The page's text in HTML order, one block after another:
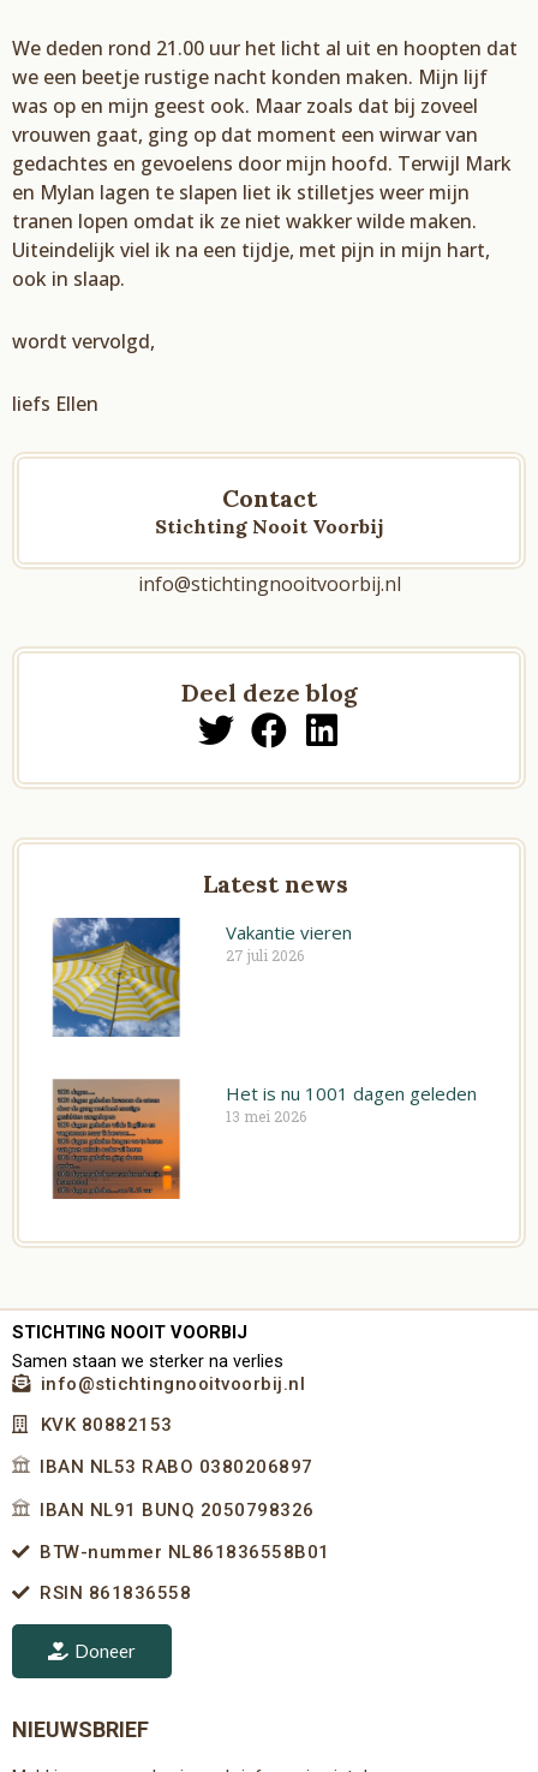
We deden rond 21.00 uur het licht al uit en hoopten dat
we een beetje rustige nacht konden maken. Mijn lijf
was op en mijn geest ook. Maar zoals dat bij zoveel
vrouwen gaat, ging op dat moment een wirwar van
gedachtes en gevoelens door mijn hoofd. Terwijl Mark
en Mylan lagen te slapen liet ik stilletjes weer mijn
tranen lopen omdat ik ze niet wakker wilde maken.
Uiteindelijk viel ik na een tijdje, met pijn in mijn hart,
ook in slaap.
wordt vervolgd,
liefs Ellen
Contact
Stichting Nooit Voorbij
info@stichtingnooitvoorbij.nl
Deel deze blog
T
i
t
t
e
r
F
a
c
e
b
o
o
L
n
k
e
d
i
Latest news
Vakantie vieren
27 juli 2026
Het is nu 1001 dagen geleden
13 mei 2026
STICHTING NOOIT VOORBIJ
Samen staan we sterker na verlies
info@stichtingnooitvoorbij.nl
KVK 80882153
IBAN NL53 RABO 0380206897
IBAN NL91 BUNQ 2050798326
BTW-nummer NL861836558B01
RSIN 861836558
Doneer
NIEUWSBRIEF